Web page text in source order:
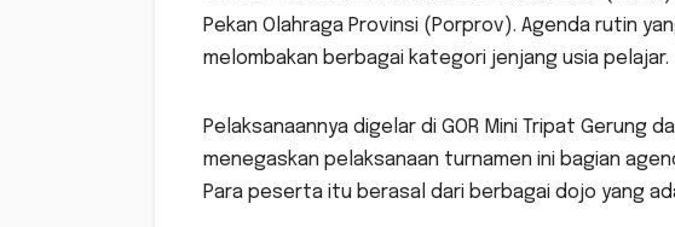
Pekan Olahraga Provinsi (Porprov). Agenda rutin
melombakan berbagai kategori jenjang usia pelajar.
Pelaksanaannya digelar di GOR Mini Tripat Gerung
menegaskan pelaksanaan turnamen ini bagian
Para peserta itu berasal dari berbagai dojo yang